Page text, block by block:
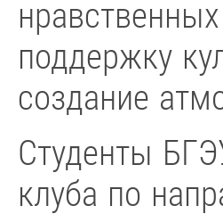
поддержку
создание
Студенты
клуба по